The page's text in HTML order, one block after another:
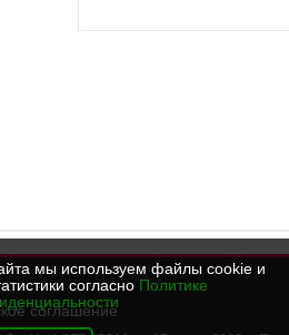
соглашение
мы используем файлы cookie и
согласно Политике